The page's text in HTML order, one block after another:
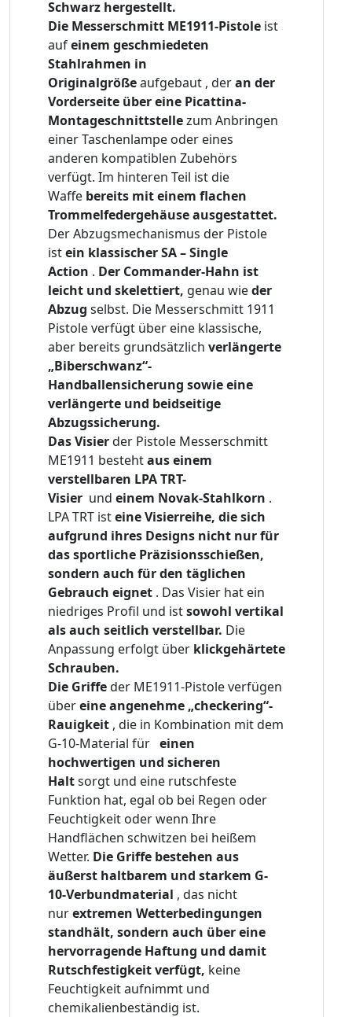
Schwarz hergestellt.
Die Messerschmitt ME1911-Pistole ist
aufeinem geschmiedeten
Stahlrahmen in
Originalgrößeaufgebaut , deran der
Vorderseite über eine Picattina-
Montageschnittstellezum Anbringen
einer Taschenlampe oder eines
anderen kompatiblen Zubehörs
verfügt. Im hinteren Teil ist die
Waffe bereits mit einem flachen
Trommelfedergehäuse ausgestattet.
Der Abzugsmechanismus der Pistole
istein klassischer SA – Single
Action . Der Commander-Hahn ist
leicht und skelettiert, genau wieder
Abzug selbst. Die Messerschmitt 1911
Pistole verfügt über eine klassische,
aber bereits grundsätzlich verlängerte
„Biberschwanz“-
Handballensicherung sowie eine
verlängerte und beidseitige
Abzugssicherung.
Das Visierder Pistole Messerschmitt
ME1911 bestehtaus einem
verstellbaren LPA TRT-
Visier und einem Novak-Stahlkorn .
LPA TRT isteine Visierreihe, die sich
aufgrund ihres Designs nicht nur für
das sportliche Präzisionsschießen,
sondern auch für den täglichen
Gebrauch eignet . Das Visier hat ein
niedriges Profil und istsowohl vertikal
als auch seitlich verstellbar. Die
Anpassung erfolgt über klickgehärtete
Schrauben.
Die Griffeder ME1911-Pistole verfügen
übereine angenehme „checkering“-
Rauigkeit , die in Kombination mit dem
G-10-Material für einen
hochwertigen und sicheren
Haltsorgt und eine rutschfeste
Funktion hat, egal ob bei Regen oder
Feuchtigkeit oder wenn Ihre
Handflächen schwitzen bei heißem
Wetter. Die Griffe bestehen aus
äußerst haltbarem und starkem G-
10-Verbundmaterial , das nicht
nurextremen Wetterbedingungen
standhält, sondern auch über eine
hervorragende Haftung und damit
Rutschfestigkeit verfügt, keine
Feuchtigkeit aufnimmt und
chemikalienbeständig ist.